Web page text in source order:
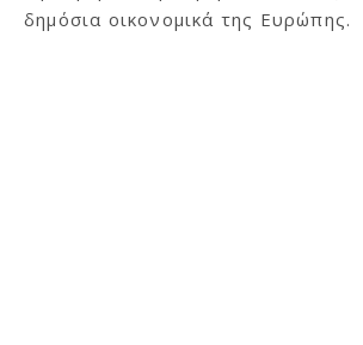
δημόσια οικονομικά της Ευρώπης.